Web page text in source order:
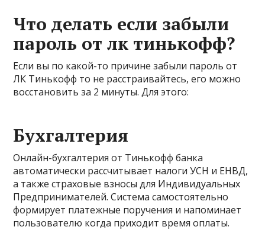
Что делать если забыли
пароль от лк тинькофф?
Если вы по какой-то причине забыли пароль от
ЛК Тинькофф то не расстраивайтесь, его можно
восстановить за 2 минуты. Для этого:
Бухгалтерия
Онлайн-бухгалтерия от Тинькофф банка
автоматически рассчитывает налоги УСН и ЕНВД,
а также страховые взносы для Индивидуальных
Предпринимателей. Система самостоятельно
формирует платежные поручения и напоминает
пользователю когда приходит время оплаты.